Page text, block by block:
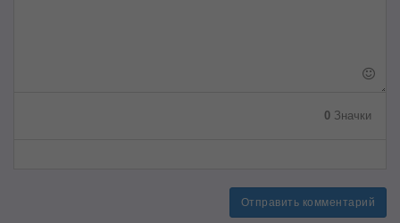
0 Значки
Отправить комментарий